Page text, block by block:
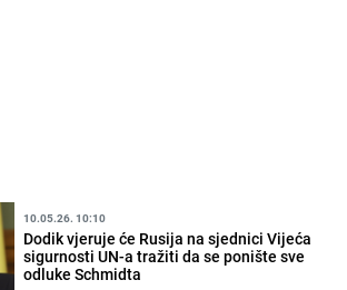
10.05.26. 10:10
Dodik vjeruje će Rusija na sjednici Vijeća
sigurnosti UN-a tražiti da se ponište sve
odluke Schmidta